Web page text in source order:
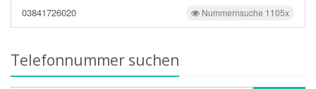
Nummernsuche 1105x
03841726020
Telefonnummer suchen